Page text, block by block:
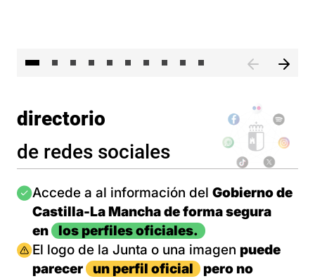
directorio
de redes sociales
Imagen
Accede a al información del Gobierno de
Castilla-La Mancha de forma segura
en
los perfiles oficiales.
Imagen
El logo de la Junta o una imagen puede
parecer
un perfil oficial
pero no